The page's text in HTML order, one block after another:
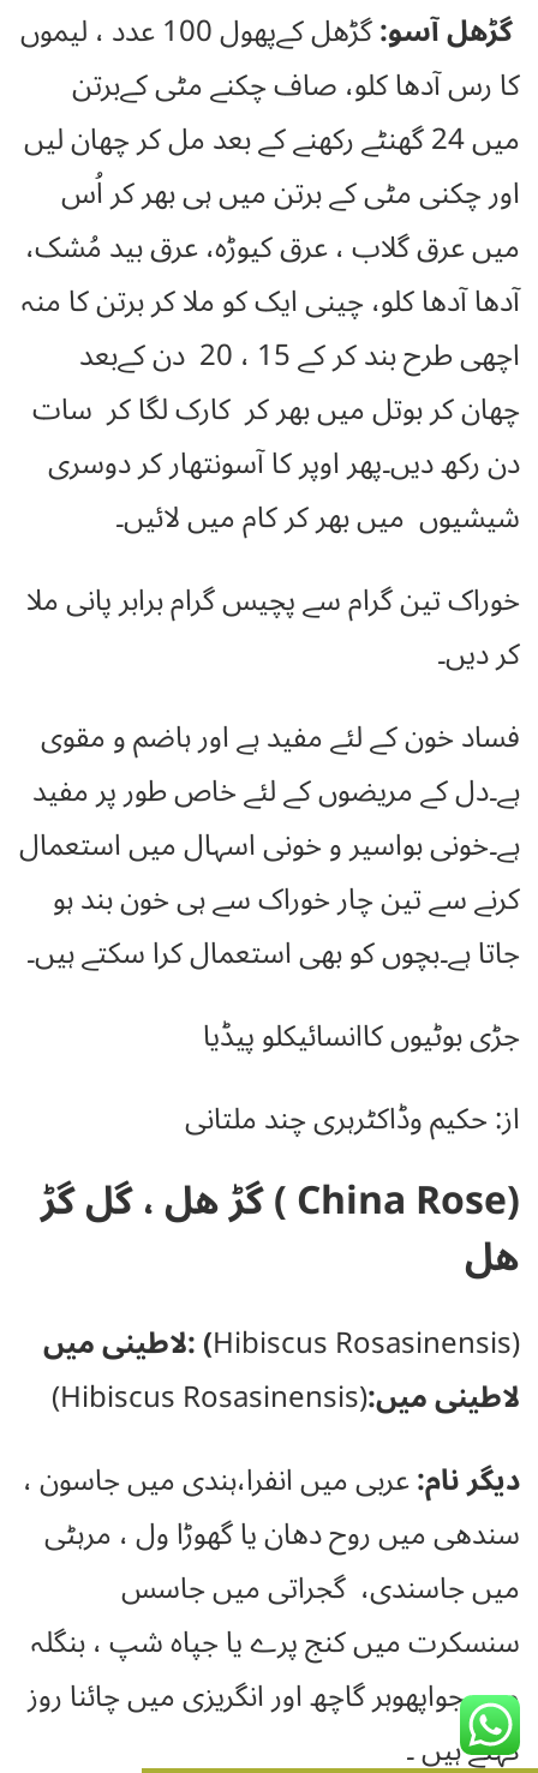
گڑھل آسو:
گڑھل کےپھول 100 عدد ، لیموں
کا رس آدھا کلو، صاف چکنے مٹی کےبرتن
میں 24 گھنٹے رکھنے کے بعد مل کر چھان لیں
اور چکنی مٹی کے برتن میں ہی بھر کر اُس
میں عرق گلاب ، عرق کیوڑہ، عرق بید مُشک،
آدھا آدھا کلو، چینی ایک کو ملا کر برتن کا منہ
اچھی طرح بند کر کے 15 ، 20 دن کےبعد
چھان کر بوتل میں بھر کر کارک لگا کر سات
دن رکھ دیں۔پھر اوپر کا آسونتھار کر دوسری
شیشیوں میں بھر کر کام میں لائیں۔
خوراک تین گرام سے پچیس گرام برابر پانی ملا
کر دیں۔
فساد خون کے لئے مفید ہے اور ہاضم و مقوی
ہے۔دل کے مریضوں کے لئے خاص طور پر مفید
ہے۔خونی بواسیر و خونی اسہال میں استعمال
کرنے سے تین چار خوراک سے ہی خون بند ہو
جاتا ہے۔بچوں کو بھی استعمال کرا سکتے ہیں۔
جڑی بوٹیوں کاانسائیکلو پیڈیا
از: حکیم وڈاکٹرہری چند ملتانی
(China Rose ) گڑ ھل ، گل گڑ
ھل
(Hibiscus Rosasinensis
) :لاطینی میں
لاطینی میں:(Hibiscus Rosasinensis)
دیگر نام:عربی میں انفرا،ہندی میں جاسون ،
سندھی میں روح دھان یا گھوڑا ول ، مرہٹی
میں جاسندی، گجراتی میں جاسس
سنسکرت میں کنج پرے یا جپاہ شپ ، بنگلہ
میں جواپھوہر گاچھ اور انگریزی میں چائنا روز
کہتے ہیں ۔